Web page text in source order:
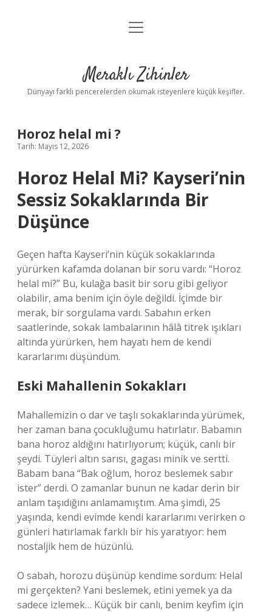
Anasayfa
Yasal Uyarı
menüyü
Meraklı Zihinler
Dünyayı farklı pencerelerden okumak isteyenlere küçük keşifler.
Horoz helal mi ?
Tarih: Mayıs 12, 2026
Horoz Helal Mi? Kayseri’nin
Sessiz Sokaklarında Bir
Düşünce
Geçen hafta Kayseri’nin küçük sokaklarında
yürürken kafamda dolanan bir soru vardı: “Horoz
helal mi?” Bu, kulağa basit bir soru gibi geliyor
olabilir, ama benim için öyle değildi. İçimde bir
merak, bir sorgulama vardı. Sabahın erken
saatlerinde, sokak lambalarının hâlâ titrek ışıkları
altında yürürken, hem hayatı hem de kendi
kararlarımı düşündüm.
Eski Mahallenin Sokakları
Mahallemizin o dar ve taşlı sokaklarında yürümek,
her zaman bana çocukluğumu hatırlatır. Babamın
bana horoz aldığını hatırlıyorum; küçük, canlı bir
şeydi. Tüyleri altın sarısı, gagası minik ve sertti.
Babam bana “Bak oğlum, horoz beslemek sabır
ister” derdi. O zamanlar bunun ne kadar derin bir
anlam taşıdığını anlamamıştım. Ama şimdi, 25
yaşında, kendi evimde kendi kararlarımı verirken o
günleri hatırlamak farklı bir his yaratıyor: hem
nostaljik hem de hüzünlü.
O sabah, horozu düşünüp kendime sordum: Helal
mi gerçekten? Yani beslemek, etini yemek ya da
sadece izlemek… Küçük bir canlı, benim keyfim için